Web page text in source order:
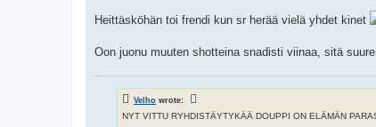
Heittäsköhän toi frendi kun sr herää vielä yhdet kinet
Oon juonu muuten shotteina snadisti viinaa, sitä
Velho wrote:
NYT VITTU RYHDISTÄYTYKÄÄ DOUPPI ON ELÄMÄN